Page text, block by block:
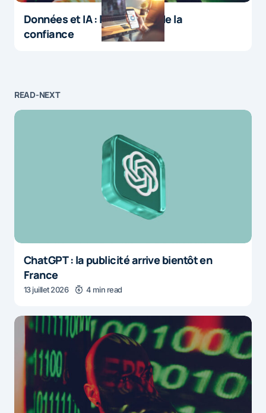
Données et IA : le paradoxe de la
confiance
READ-NEXT
ChatGPT : la publicité arrive bientôt en
France
13 juillet 2026 4 min read